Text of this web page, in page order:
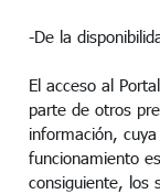
-De la
El acceso al
parte de otros
información,
funcionamiento
consiguiente, los